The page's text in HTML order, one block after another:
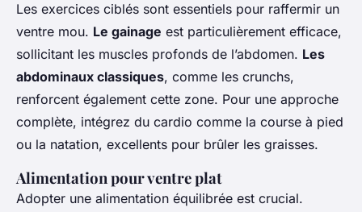
Les exercices ciblés sont essentiels pour raffermir un
ventre mou. Le gainage est particulièrement efficace,
sollicitant les muscles profonds de l’abdomen. Les
abdominaux classiques, comme les crunchs,
renforcent également cette zone. Pour une approche
complète, intégrez du cardio comme la course à pied
ou la natation, excellents pour brûler les graisses.
Alimentation pour ventre plat
Adopter une alimentation équilibrée est crucial.